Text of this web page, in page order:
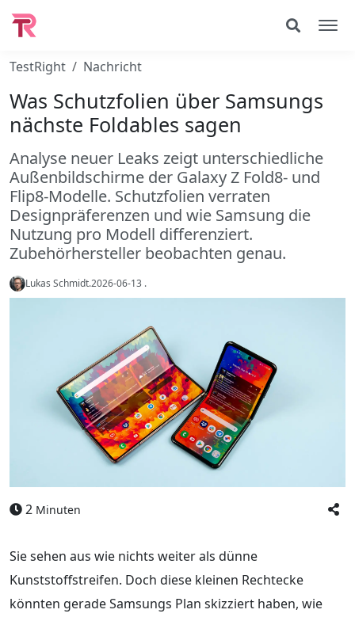
TestRight Nachricht
Was Schutzfolien über Samsungs
nächste Foldables sagen
Analyse neuer Leaks zeigt unterschiedliche
Außenbildschirme der Galaxy Z Fold8- und
Flip8-Modelle. Schutzfolien verraten
Designpräferenzen und wie Samsung die
Nutzung pro Modell differenziert.
Zubehörhersteller beobachten genau.
Lukas Schmidt.2026-06-13 .
2 Minuten
Sie sehen aus wie nichts weiter als dünne
Kunststoffstreifen. Doch diese kleinen Rechtecke
könnten gerade Samsungs Plan skizziert haben, wie